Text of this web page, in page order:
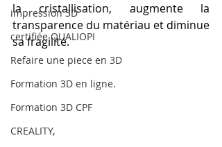
impression 3D
certifiée QUALIOPI
Refaire une piece en 3D
Formation 3D en ligne.
Formation 3D CPF
CREALITY,
la cristallisation, augmente la
transparence du matériau et diminue
sa fragilité.